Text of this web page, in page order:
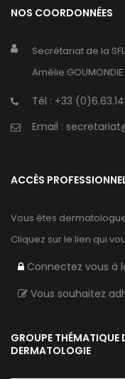
NOS COORDONNÉES
Secrétariat de la
Amélie GOUMONDIE
Tél : +33
Email :
ACCÈS
Vous êtes
Cliquez sur le lien qui
Connectez vous à
Vous souhaitez
GROUPE THÉMATIQUE
DERMATOLOGIE